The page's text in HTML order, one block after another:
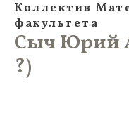
Коллектив
факультета
Сыч Юрий
?)